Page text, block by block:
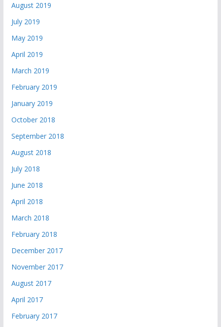
August 2019
July 2019
May 2019
April 2019
March 2019
February 2019
January 2019
October 2018
September 2018
August 2018
July 2018
June 2018
April 2018
March 2018
February 2018
December 2017
November 2017
August 2017
April 2017
February 2017